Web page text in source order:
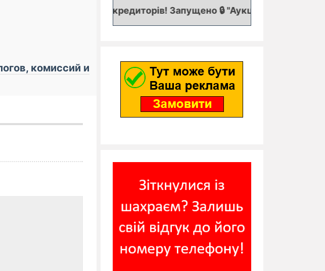
кoмиссий и
📌 До уваги кредиторів! Запущено 🔒 "Аукціон кредитних заявок", де